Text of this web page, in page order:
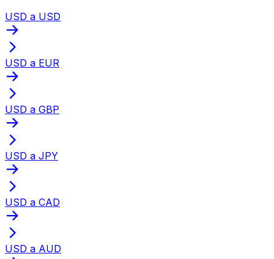
USD a USD
USD a EUR
USD a GBP
USD a JPY
USD a CAD
USD a AUD